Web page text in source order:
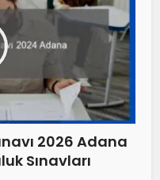
2026 Adana
Sınavları